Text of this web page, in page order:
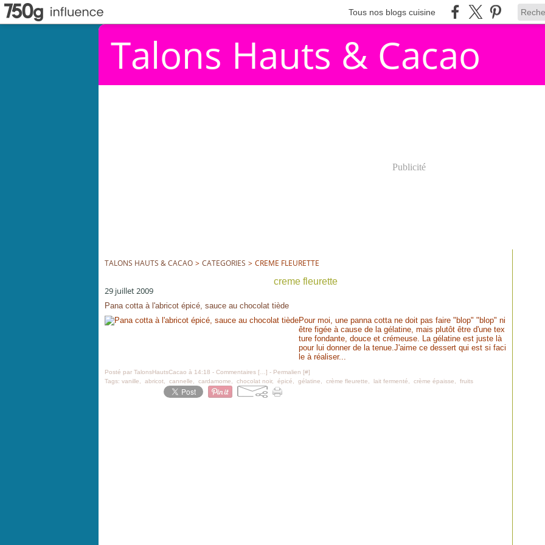
Tous nos blogs cuisine
Talons Hauts & Cacao
Publicité
TALONS HAUTS & CACAO > CATEGORIES > CREME FLEURETTE
creme fleurette
29 juillet 2009
Pana cotta à l'abricot épicé, sauce au chocolat tiède
Pour moi, une panna cotta ne doit pas faire "blop" "blop" ni
être figée à cause de la gélatine, mais plutôt être d'une tex
ture fondante, douce et crémeuse. La gélatine est juste là
pour lui donner de la tenue.J'aime ce dessert qui est si faci
le à réaliser...
Posté par TalonsHautsCacao à 14:18 - Commentaires [ ] - Permalien [#]
Tags: vanille abricot cannelle cardamome chocolat noir, épicé gélatine crème fleurette lait fermenté crème épaisse fruits